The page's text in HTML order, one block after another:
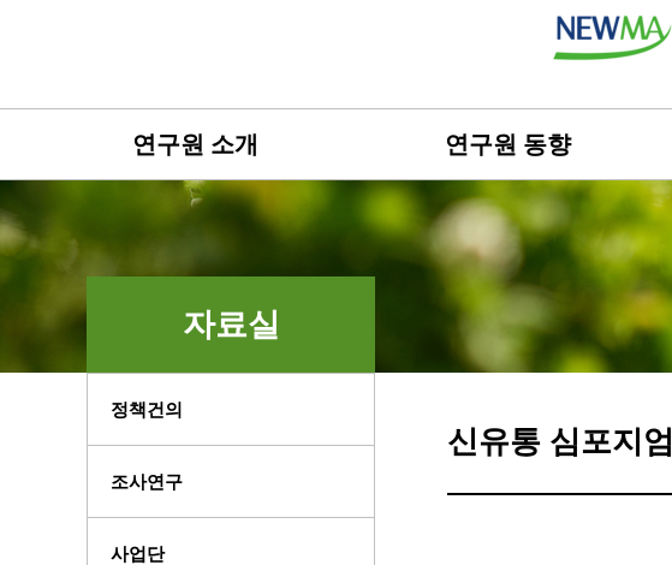
연구원 소개 연구원 동향
자료실
정책건의
조사연구
사업단
신유통 심포지엄